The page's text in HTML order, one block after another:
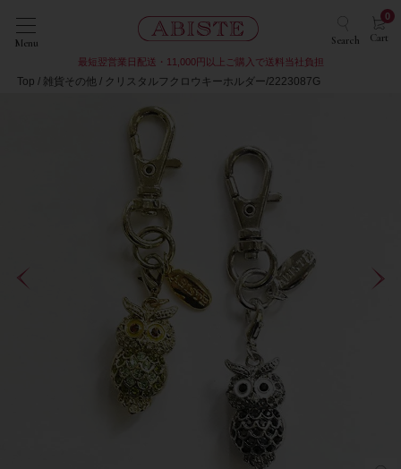
Menu Search Cart
0
最短翌営業日配送・11,000円以上ご購入で送料当社負担
Top 雑貨その他 クリスタルフクロウキーホルダー/2223087G